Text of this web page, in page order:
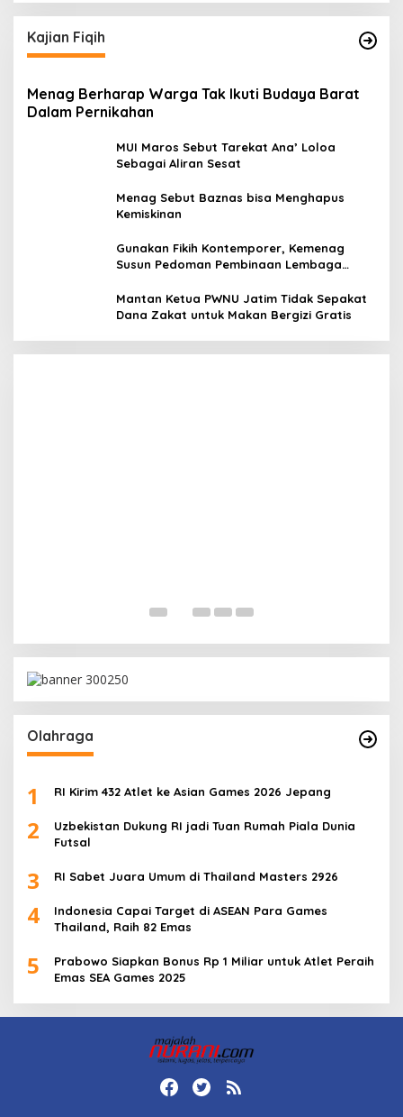
Kajian Fiqih
Menag Berharap Warga Tak Ikuti Budaya Barat
Dalam Pernikahan
MUI Maros Sebut Tarekat Ana’ Loloa
Sebagai Aliran Sesat
Menag Sebut Baznas bisa Menghapus
Kemiskinan
Gunakan Fikih Kontemporer, Kemenag
Susun Pedoman Pembinaan Lembaga
Mantan Ketua PWNU Jatim Tidak Sepakat
Dana Zakat untuk Makan Bergizi Gratis
Megawati Terbitkan Surat Internal, Tegaskan
Posisi PDIP Sebagai Partai Penyeimbang
Olahraga
1 RI Kirim 432 Atlet ke Asian Games 2026 Jepang
2
Uzbekistan Dukung RI jadi Tuan Rumah Piala Dunia
Futsal
3 RI Sabet Juara Umum di Thailand Masters 2926
4
Indonesia Capai Target di ASEAN Para Games
Thailand, Raih 82 Emas
5
Prabowo Siapkan Bonus Rp 1 Miliar untuk Atlet Peraih
Emas SEA Games 2025